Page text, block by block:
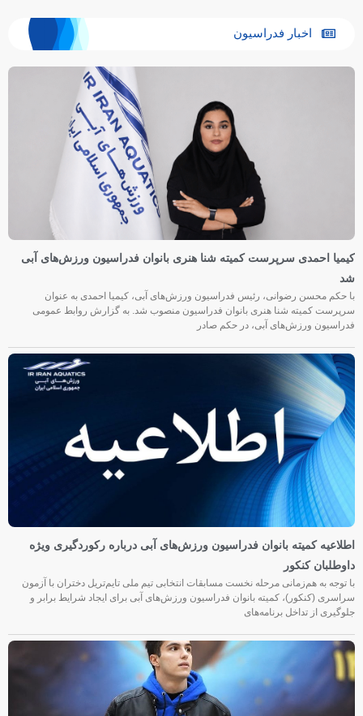
اخبار فدراسیون
کیمیا احمدی سرپرست کمیته شنا هنری بانوان فدراسیون ورزش‌های آبی
شد
با حکم محسن رضوانی، رئیس فدراسیون ورزش‌های آبی، کیمیا احمدی به عنوان
سرپرست کمیته شنا هنری بانوان فدراسیون منصوب شد. به گزارش روابط عمومی
فدراسیون ورزش‌های آبی، در حکم صادر
اطلاعیه کمیته بانوان فدراسیون ورزش‌های آبی درباره رکوردگیری ویژه
داوطلبان کنکور
با توجه به هم‌زمانی مرحله نخست مسابقات انتخابی تیم ملی تایم‌تریل دختران با آزمون
سراسری (کنکور)، کمیته بانوان فدراسیون ورزش‌های آبی برای ایجاد شرایط برابر و
جلوگیری از تداخل برنامه‌های